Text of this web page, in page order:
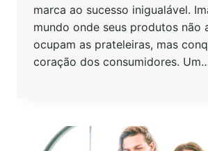
marca ao sucesso inigualável.
mundo onde seus produtos não
ocupam as prateleiras, mas
coração dos consumidores.